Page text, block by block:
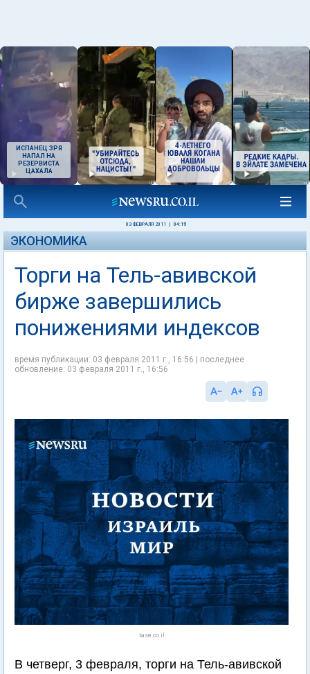
ИСПАНЕЦ ЗРЯ
НАПАЛ НА
РЕЗЕРВИСТА
ЦАХАЛА
03 ФЕВРАЛЯ 2011 04:19
ЭКОНОМИКА
Торги на Тель-авивской
бирже завершились
понижениями индексов
время публикации: 03 февраля 2011 г., 16:56 | последнее
обновление: 03 февраля 2011 г., 16:56
tase.co.il
В четверг, 3 февраля, торги на Тель-авивской